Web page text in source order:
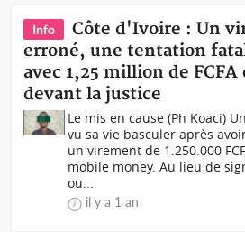
Info
Côte d'Ivoire : Un
erroné, une tentation
avec 1,25 million de
devant la justice
Le mis en cause (Ph Koaci)
vu sa vie basculer après
un virement de 1.250.000
mobile money. Au lieu de
ou...
il y a 1 an